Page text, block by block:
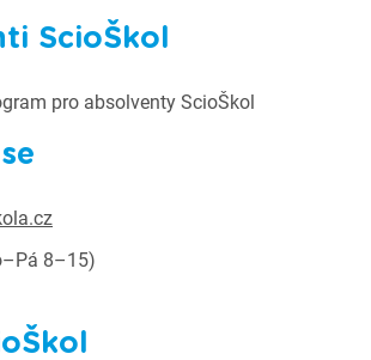
ScioŠkol
pro absolventy ScioŠkol
8–15)